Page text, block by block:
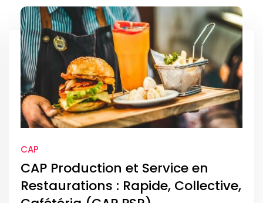
CAP
CAP Production et Service en
Restaurations : Rapide, Collective,